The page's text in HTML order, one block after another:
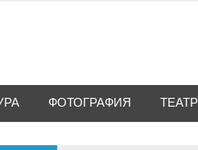
ФОТОГРАФИЯ ТЕАТР